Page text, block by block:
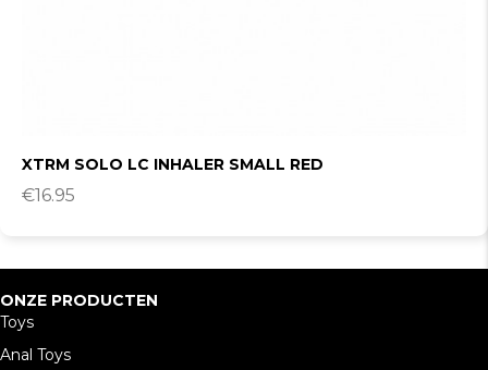
XTRM SOLO LC INHALER SMALL RED
€16.95
ONZE PRODUCTEN
Toys
Anal Toys